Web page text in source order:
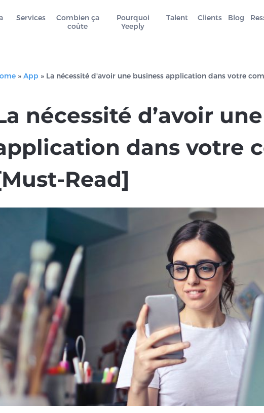
Services
Combien ça
coûte
Pourquoi
Yeeply
Talent Clients Blog
» App » La nécessité d'avoir une business application dans votre
nécessité d’avoir
dans votre
Read]